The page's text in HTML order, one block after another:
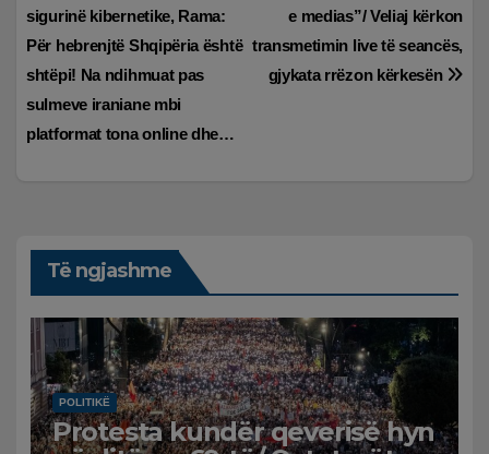
te
postimet
e medias”/ Veliaj kërkon
transmetimin live të seancës,
gjykata rrëzon kërkesën
sigurinë kibernetike, Rama:
Për hebrenjtë Shqipëria është
shtëpi! Na ndihmuat pas
sulmeve iraniane mbi
platformat tona online dhe…
Të ngjashme
POLITIKË
Protesta kundër qeverisë hyn